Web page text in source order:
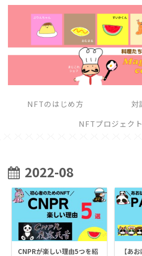
NFTのはじめ方
対
NFTプロジェクト
2022-08
CNPRが楽しい理由5つを紹
【あ